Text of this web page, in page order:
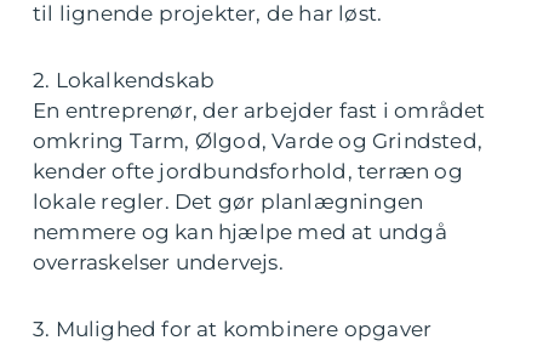
til lignende projekter, de har løst.
2. Lokalkendskab
En entreprenør, der arbejder fast i området
omkring Tarm, Ølgod, Varde og Grindsted,
kender ofte jordbundsforhold, terræn og
lokale regler. Det gør planlægningen
nemmere og kan hjælpe med at undgå
overraskelser undervejs.
3. Mulighed for at kombinere opgaver